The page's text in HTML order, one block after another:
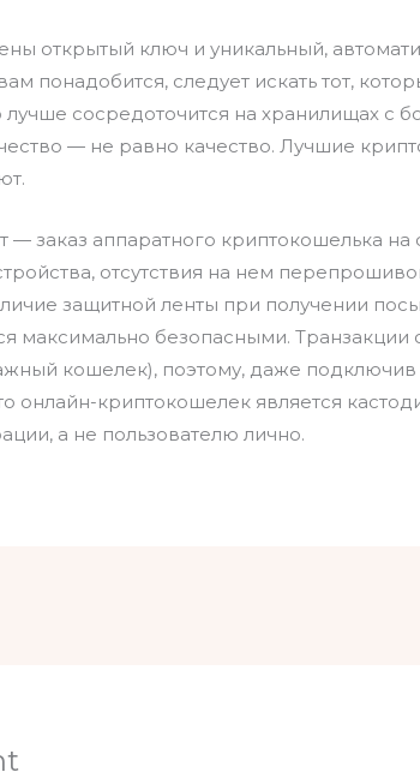
открытый ключ и уникальный,
понадобится, следует искать тот,
сосредоточится на хранилищах с
— не равно качество. Лучшие
заказ аппаратного криптокошелька на
отсутствия на нем
защитной ленты при получении
максимально безопасными. Транзакции
кошелек), поэтому, даже
онлайн-криптокошелек является
а не пользователю лично.